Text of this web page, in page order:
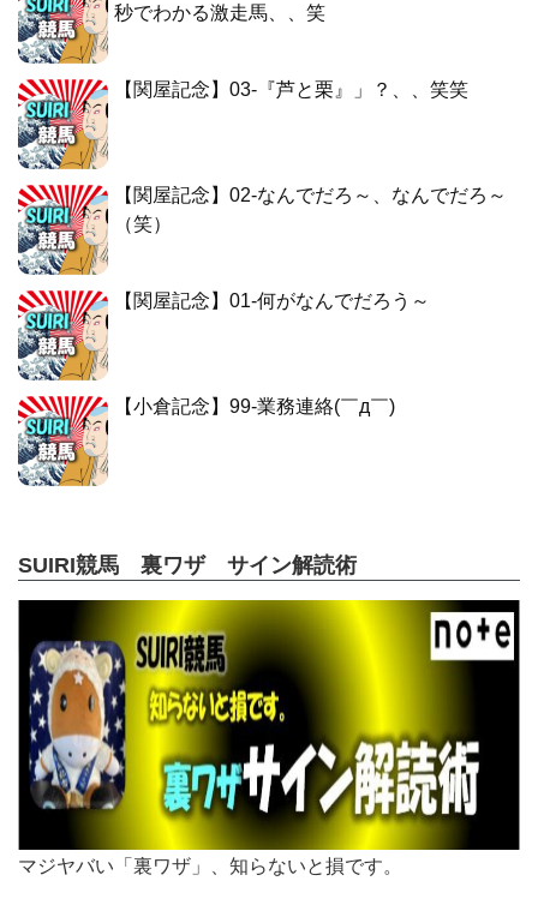
秒でわかる激走馬、、笑
【関屋記念】03-『芦と栗』」？、、笑笑
【関屋記念】02-なんでだろ～、なんでだろ～
（笑）
【関屋記念】01-何がなんでだろう～
【小倉記念】99-業務連絡(￣д￣)
SUIRI競馬 裏ワザ サイン解読術
マジヤバい「裏ワザ」、知らないと損です。